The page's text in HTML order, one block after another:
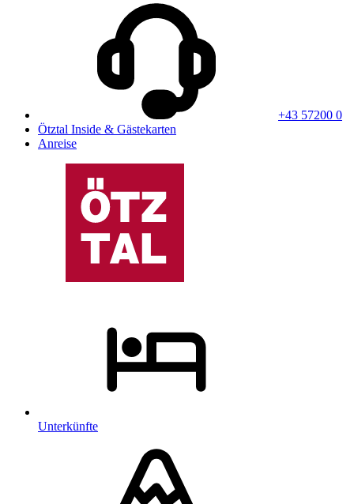
+43 57200 0
Ötztal Inside & Gästekarten
Anreise
Unterkünfte